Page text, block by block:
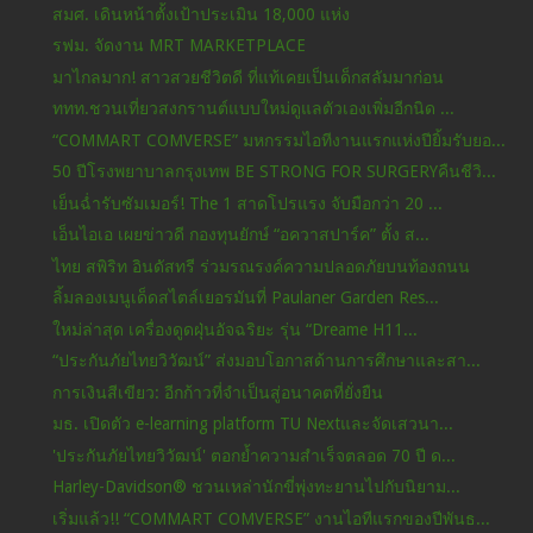
สมศ. เดินหน้าตั้งเป้าประเมิน 18,000 แห่ง
รฟม. จัดงาน MRT MARKETPLACE
มาไกลมาก! สาวสวยชีวิตดี ที่แท้เคยเป็นเด็กสลัมมาก่อน
ททท.ชวนเที่ยวสงกรานต์แบบใหม่ดูแลตัวเองเพิ่มอีกนิด ...
“COMMART COMVERSE” มหกรรมไอทีงานแรกแห่งปียิ้มรับยอ...
50 ปีโรงพยาบาลกรุงเทพ BE STRONG FOR SURGERYคืนชีวิ...
เย็นฉ่ำรับซัมเมอร์! The 1 สาดโปรแรง จับมือกว่า 20 ...
เอ็นไอเอ เผยข่าวดี กองทุนยักษ์ “อควาสปาร์ค” ตั้ง ส...
ไทย สพิริท อินดัสทรี ร่วมรณรงค์ความปลอดภัยบนท้องถนน
ลิ้มลองเมนูเด็ดสไตล์เยอรมันที่ Paulaner Garden Res...
ใหม่ล่าสุด เครื่องดูดฝุ่นอัจฉริยะ รุ่น “Dreame H11...
“ประกันภัยไทยวิวัฒน์” ส่งมอบโอกาสด้านการศึกษาและสา...
การเงินสีเขียว: อีกก้าวที่จำเป็นสู่อนาคตที่ยั่งยืน
มธ. เปิดตัว e-learning platform TU Nextและจัดเสวนา...
'ประกันภัยไทยวิวัฒน์' ตอกย้ำความสำเร็จตลอด 70 ปี ด...
Harley-Davidson® ชวนเหล่านักขี่พุ่งทะยานไปกับนิยาม...
เริ่มแล้ว!! “COMMART COMVERSE” งานไอทีแรกของปีพันธ...